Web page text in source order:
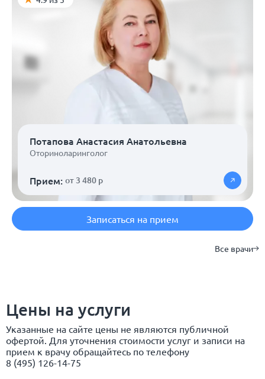
Потапова Анастасия Анатольевна
Оториноларинголог
Прием: от 3 480 р
Записаться на прием
Все врачи
Цены на услуги
Указанные на сайте цены не являются публичной
офертой. Для уточнения стоимости услуг и записи на
прием к врачу обращайтесь по телефону
8 (495) 126-14-75